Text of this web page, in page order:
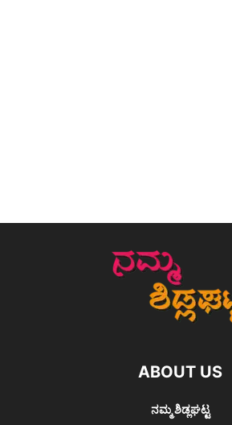
ABOUT US
ನಮ್ಮ ಶಿಡ್ಲಘಟ್ಟ